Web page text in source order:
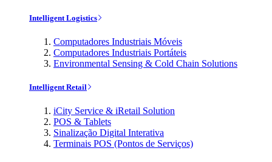
Intelligent Logistics
Computadores Industriais Móveis
Computadores Industriais Portáteis
Environmental Sensing & Cold Chain Solutions
Intelligent Retail
iCity Service & iRetail Solution
POS & Tablets
Sinalização Digital Interativa
Terminais POS (Pontos de Serviços)